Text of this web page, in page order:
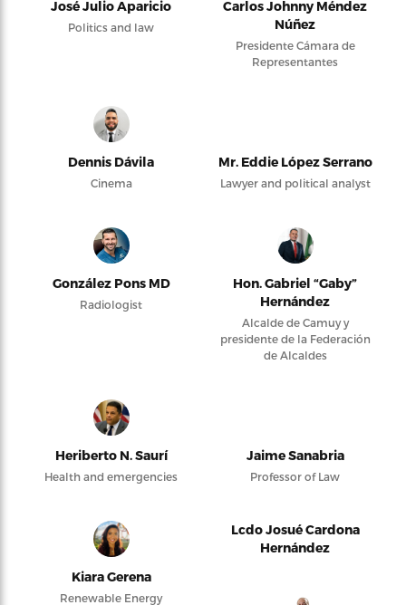
José Julio Aparicio
Politics and law
Carlos Johnny Méndez
Núñez
Presidente Cámara de
Representantes
Dennis Dávila
Cinema
Mr. Eddie López Serrano
Lawyer and political analyst
González Pons MD
Radiologist
Hon. Gabriel “Gaby”
Hernández
Alcalde de Camuy y
presidente de la Federación
de Alcaldes
Heriberto N. Saurí
Health and emergencies
Jaime Sanabria
Professor of Law
Kiara Gerena
Renewable Energy
Lcdo Josué Cardona
Hernández